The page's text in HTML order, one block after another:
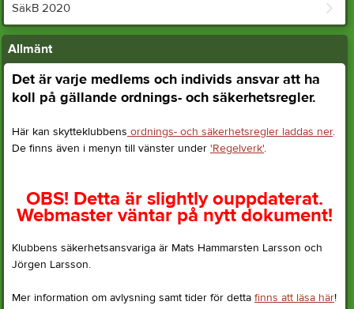
SäkB 2020
Allmänt
Det är varje medlems och individs ansvar att ha
koll på gällande ordnings- och säkerhetsregler.
Här kan skytteklubbens ordnings- och säkerhetsregler laddas ner.
De finns även i menyn till vänster under 'Regelverk'.
OBS! Detta är slightly ouppdaterat.
Webmaster väntar på nytt dokument!
Klubbens säkerhetsansvariga är Mats Hammarsten Larsson och
Jörgen Larsson.
Mer information om avlysning samt tider för detta finns att läsa här!